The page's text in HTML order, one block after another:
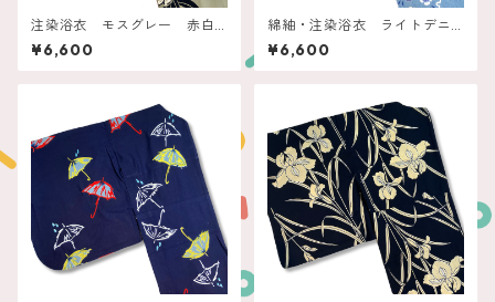
注染浴衣 モスグレー 赤白
の石楠花
¥6,600
綿紬・注染浴衣 ライトデニ
ムブルー 雪輪に撫子
¥6,600